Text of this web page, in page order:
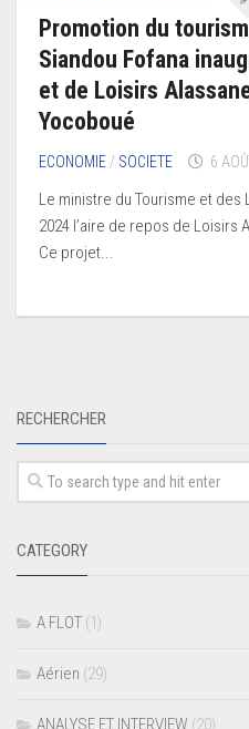
Promotion du
Siandou Fofana
et de Loisirs
Yocoboué
ECONOMIE / SOCIETE 6
Le ministre du Tourisme et des
2024 l’aire de repos de Loisirs
Ce projet...
RECHERCHER
CATEGORY
A FLOT (1)
Aérien (29)
ANALYSE ET INTERVIEW (20)